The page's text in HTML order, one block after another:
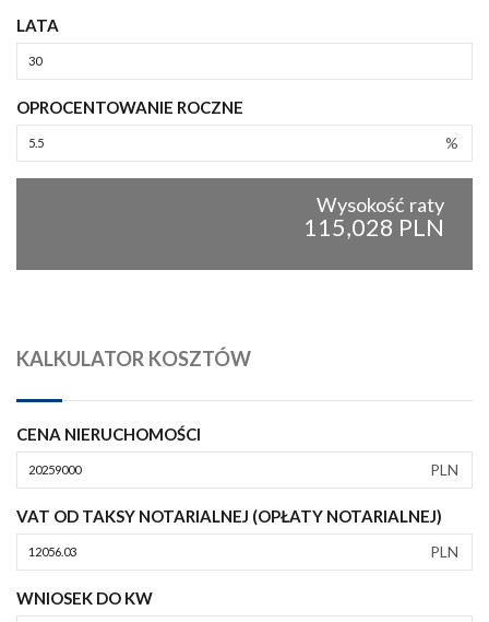
LATA
OPROCENTOWANIE ROCZNE
%
Wysokość raty
115,028 PLN
KALKULATOR KOSZTÓW
CENA NIERUCHOMOŚCI
PLN
VAT OD TAKSY NOTARIALNEJ (OPŁATY NOTARIALNEJ)
PLN
WNIOSEK DO KW